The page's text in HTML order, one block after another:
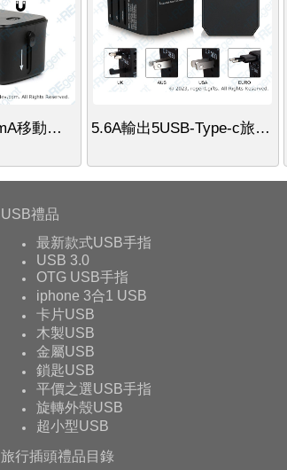
旅行插頭+4000mA移動電源 5.6A輸出5USB-Type-c旅行插頭
USB禮品
最新款式USB手指
USB 3.0
OTG USB手指
iphone 3合1 USB
卡片USB
木製USB
金屬USB
鎖匙USB
平價之選USB手指
旋轉外殼USB
超小型USB
旅行插頭禮品目錄